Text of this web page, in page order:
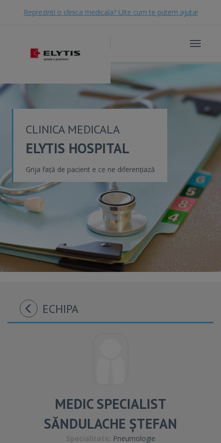
Reprezinti o clinica medicala? Uite cum te putem ajuta!
Toggle
CLINICA MEDICALA
ELYTIS HOSPITAL
Grija față de pacient e ce ne diferențiază
ECHIPA
MEDIC SPECIALIST
SĂNDULACHE ȘTEFAN
Pneumologie